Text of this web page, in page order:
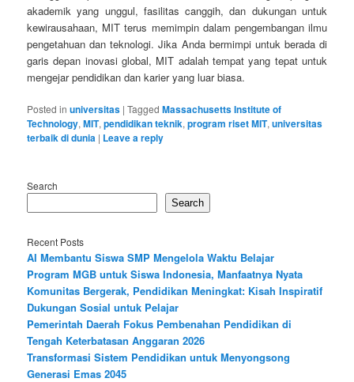
akademik yang unggul, fasilitas canggih, dan dukungan untuk
kewirausahaan, MIT terus memimpin dalam pengembangan ilmu
pengetahuan dan teknologi. Jika Anda bermimpi untuk berada di
garis depan inovasi global, MIT adalah tempat yang tepat untuk
mengejar pendidikan dan karier yang luar biasa.
Posted in universitas |Tagged Massachusetts Institute of
Technology,MIT,pendidikan teknik,program riset MIT,universitas
terbaik di dunia | Leave a reply
Search
Search
Recent Posts
AI Membantu Siswa SMP Mengelola Waktu Belajar
Program MGB untuk Siswa Indonesia, Manfaatnya Nyata
Komunitas Bergerak, Pendidikan Meningkat: Kisah Inspiratif
Dukungan Sosial untuk Pelajar
Pemerintah Daerah Fokus Pembenahan Pendidikan di
Tengah Keterbatasan Anggaran 2026
Transformasi Sistem Pendidikan untuk Menyongsong
Generasi Emas 2045